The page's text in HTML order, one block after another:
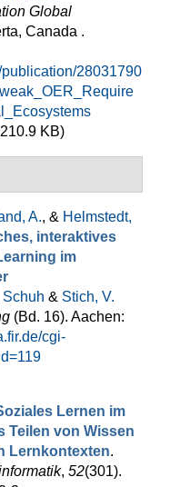
Global
Canada .
28031790
KB)
A., & Helmstedt,
interaktives
im
Schuh & Stich, V.
(Bd. 16). Aachen:
cgi-
Lernen im
Teilen von Wissen
Lernkontexten.
, 52(301).